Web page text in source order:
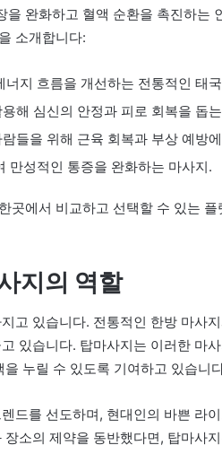
완화하고 혈액 순환을 촉진하는
소개합니다:
지 흐름을 개선하는 전통적인 태
해 심신의 안정과 피로 회복을 돕
들을 위해 근육 회복과 부상 예방
만성적인 통증을 완화하는 마사지.
곳에서 비교하고 선택할 수 있는
지의 역할
고 있습니다. 전통적인 한방 마사
있습니다. 탑마사지는 이러한 마
누릴 수 있도록 기여하고 있습니
드를 선도하며, 현대인의 바쁜 라
소의 제약을 동반했다면, 탑마사